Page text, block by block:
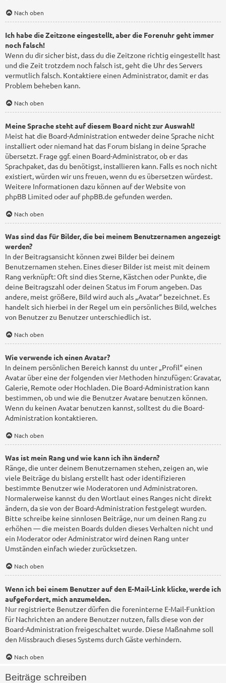
Nach oben
Ich habe die Zeitzone eingestellt, aber die Forenuhr geht immer
noch falsch!
Wenn du dir sicher bist, dass du die Zeitzone richtig eingestellt hast
und die Zeit trotzdem noch falsch ist, geht die Uhr des Servers
vermutlich falsch. Kontaktiere einen Administrator, damit er das
Problem beheben kann.
Nach oben
Meine Sprache steht auf diesem Board nicht zur Auswahl!
Meist hat die Board-Administration entweder deine Sprache nicht
installiert oder niemand hat das Forum bislang in deine Sprache
übersetzt. Frage ggf. einen Board-Administrator, ob er das
Sprachpaket, das du benötigst, installieren kann. Falls es noch nicht
existiert, würden wir uns freuen, wenn du es übersetzen würdest.
Weitere Informationen dazu können auf der Website von
phpBB Limited oder aufphpBB.de gefunden werden.
Nach oben
Was sind das für Bilder, die bei meinem Benutzernamen angezeigt
werden?
In der Beitragsansicht können zwei Bilder bei deinem
Benutzernamen stehen. Eines dieser Bilder ist meist mit deinem
Rang verknüpft: Oft sind dies Sterne, Kästchen oder Punkte, die
deine Beitragszahl oder deinen Status im Forum angeben. Das
andere, meist größere, Bild wird auch als „Avatar“ bezeichnet. Es
handelt sich hierbei in der Regel um ein persönliches Bild, welches
von Benutzer zu Benutzer unterschiedlich ist.
Nach oben
Wie verwende ich einen Avatar?
In deinem persönlichen Bereich kannst du unter „Profil“ einen
Avatar über eine der folgenden vier Methoden hinzufügen: Gravatar,
Galerie, Remote oder Hochladen. Die Board-Administration kann
bestimmen, ob und wie die Benutzer Avatare benutzen können.
Wenn du keinen Avatar benutzen kannst, solltest du die Board-
Administration kontaktieren.
Nach oben
Was ist mein Rang und wie kann ich ihn ändern?
Ränge, die unter deinem Benutzernamen stehen, zeigen an, wie
viele Beiträge du bislang erstellt hast oder identifizieren
bestimmte Benutzer wie Moderatoren und Administratoren.
Normalerweise kannst du den Wortlaut eines Ranges nicht direkt
ändern, da sie von der Board-Administration festgelegt wurden.
Bitte schreibe keine sinnlosen Beiträge, nur um deinen Rang zu
erhöhen — die meisten Boards dulden dieses Verhalten nicht und
ein Moderator oder Administrator wird deinen Rang unter
Umständen einfach wieder zurücksetzen.
Nach oben
Wenn ich bei einem Benutzer auf den E-Mail-Link klicke, werde ich
aufgefordert, mich anzumelden.
Nur registrierte Benutzer dürfen die foreninterne E-Mail-Funktion
für Nachrichten an andere Benutzer nutzen, falls diese von der
Board-Administration freigeschaltet wurde. Diese Maßnahme soll
den Missbrauch dieses Systems durch Gäste verhindern.
Nach oben
Beiträge schreiben